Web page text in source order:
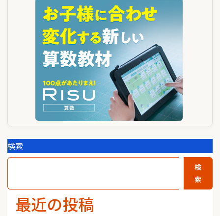
検索
検
索
最近の投稿